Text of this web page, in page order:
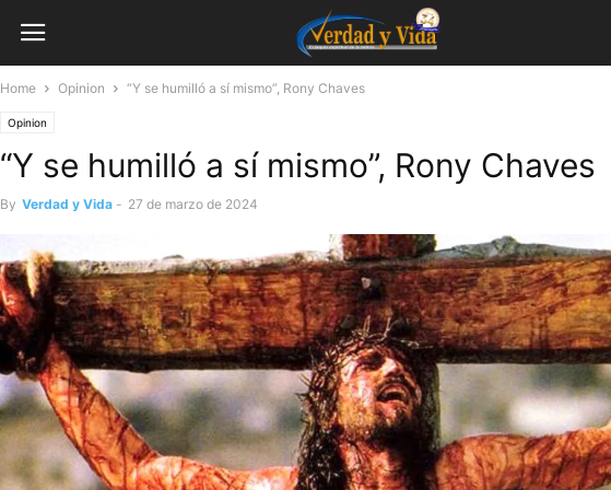
Home Opinion “Y se humilló a sí mismo”, Rony Chaves
Opinion
“Y se humilló a sí mismo”, Rony Chaves
By Verdad y Vida - 27 de marzo de 2024